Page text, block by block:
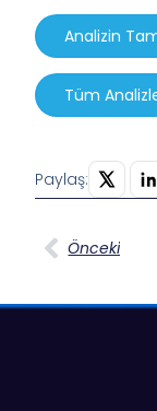
Analizin
Tüm
Paylaş:
Önceki